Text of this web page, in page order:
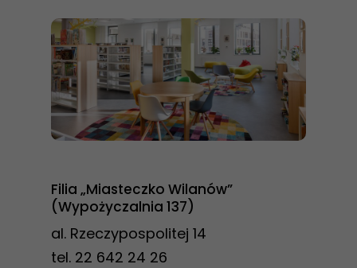
Filia „Miasteczko Wilanów”
(Wypożyczalnia 137)
al. Rzeczypospolitej 14
tel. 22 642 24 26